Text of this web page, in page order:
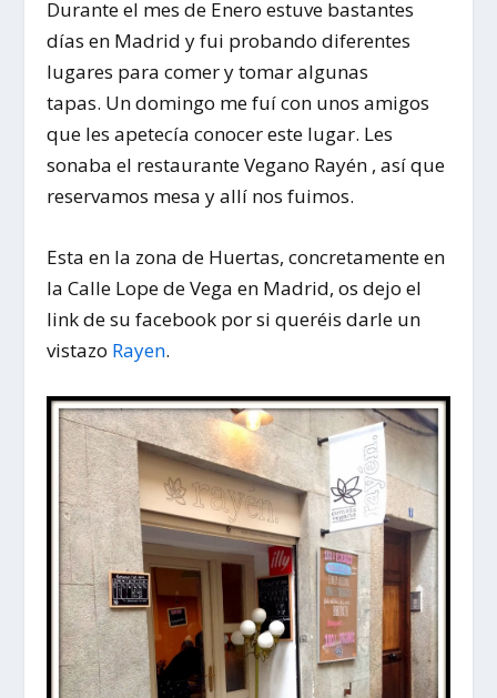
Durante el mes de Enero estuve bastantes
días en Madridy fui probando diferentes
lugares para comer y tomar algunas
tapas. Un domingo me fuí con unos amigos
que les apetecía conocer este lugar. Les
sonaba el restaurante Vegano Rayén , así que
reservamos mesa y allí nos fuimos.
Esta en la zona de Huertas, concretamente en
laCalle Lope de Vega en Madrid, os dejo el
link de su facebook por si queréis darle un
vistazo Rayen.